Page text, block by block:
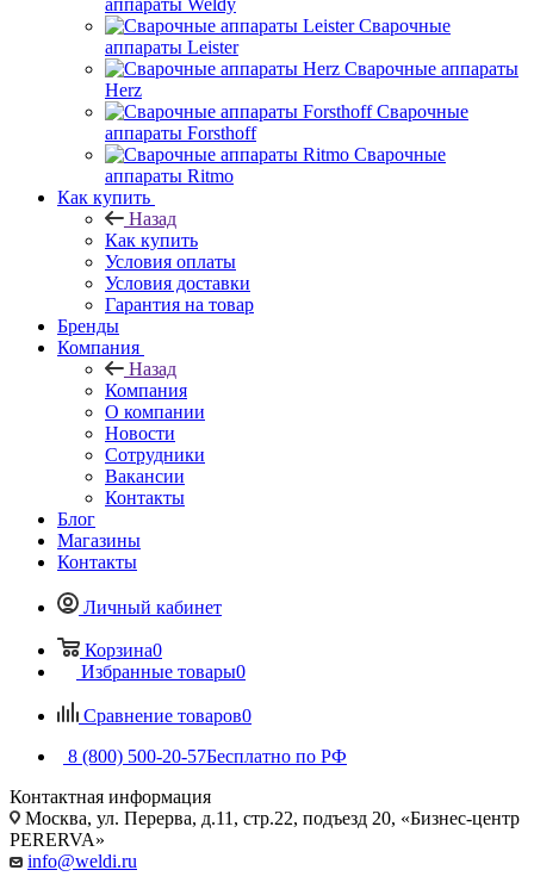
аппараты Weldy
Сварочные
аппараты Leister
Сварочные аппараты
Herz
Сварочные
аппараты Forsthoff
Сварочные
аппараты Ritmo
Как купить
Назад
Как купить
Условия оплаты
Условия доставки
Гарантия на товар
Бренды
Компания
Назад
Компания
О компании
Новости
Сотрудники
Вакансии
Контакты
Блог
Магазины
Контакты
Личный кабинет
Корзина0
Избранные товары0
Сравнение товаров0
8 (800) 500-20-57Бесплатно по РФ
Контактная информация
Москва, ул. Перерва, д.11, стр.22, подъезд 20, «Бизнес-центр
PERERVA»
info@weldi.ru